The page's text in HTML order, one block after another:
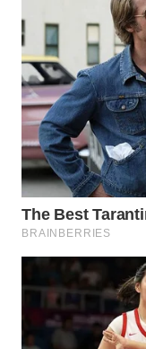
WN
KARAWANG
WN
BEKASI
WN
BOGOR
WN
WN
TAPANULI
UTARA